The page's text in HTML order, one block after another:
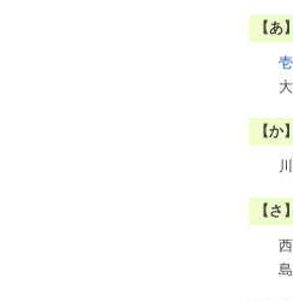
【あ】
【か】
【さ】